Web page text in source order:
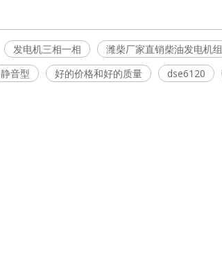
发电机三相一相 潍柴厂家直销柴油发电机组
静音型 好的价格和好的质量 dse6120